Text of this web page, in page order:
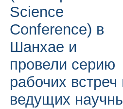
Science
Conference) в
Шанхае и
провели серию
рабочих встреч
ведущих